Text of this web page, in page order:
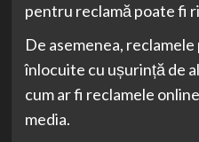
pentru reclamă poate fi
De asemenea,
înlocuite cu ușurință de
cum ar fi reclamele
media.